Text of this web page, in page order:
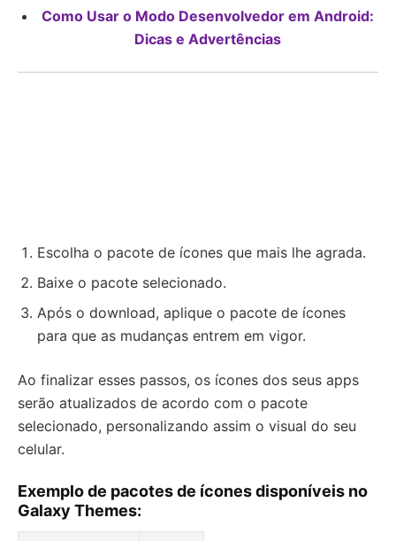
Como Usar o Modo Desenvolvedor em Android:
Dicas e Advertências
Escolha o pacote de ícones que mais lhe agrada.
Baixe o pacote selecionado.
Após o download, aplique o pacote de ícones
para que as mudanças entrem em vigor.
Ao finalizar esses passos, os ícones dos seus apps
serão atualizados de acordo com o pacote
selecionado, personalizando assim o visual do seu
celular.
Exemplo de pacotes de ícones disponíveis no
Galaxy Themes: